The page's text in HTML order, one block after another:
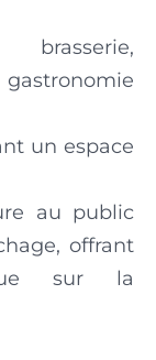
brasserie,
un espace
au public
offrant
sur la